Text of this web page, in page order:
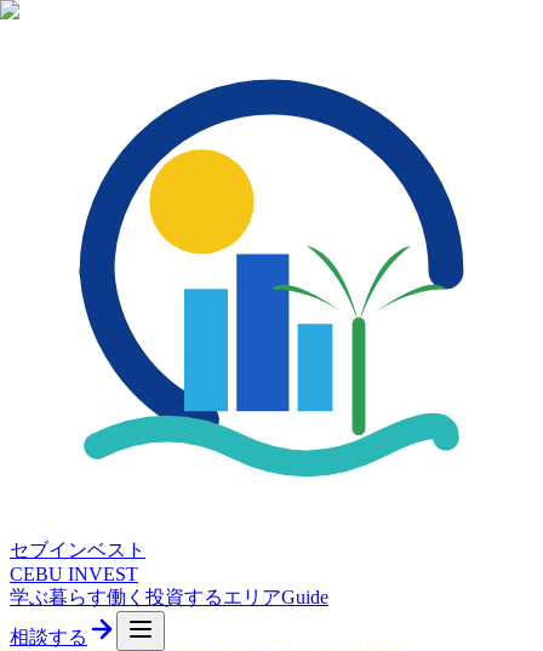
セブインベスト
CEBU INVEST
学ぶ暮らす働く 投資するエリアGuide
相談する